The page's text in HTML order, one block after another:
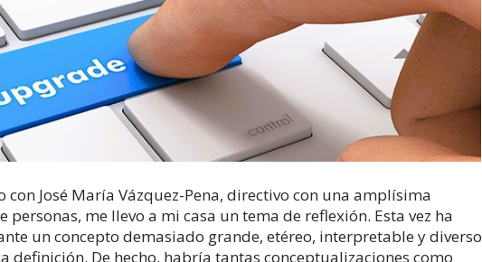
con José María Vázquez-Pena, directivo con una amplísima
personas, me llevo a mi casa un tema de reflexión. Esta vez ha
un concepto demasiado grande, etéreo, interpretable y diverso
definición. De hecho, habría tantas conceptualizaciones como